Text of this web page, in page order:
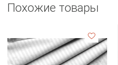
Похожие товары